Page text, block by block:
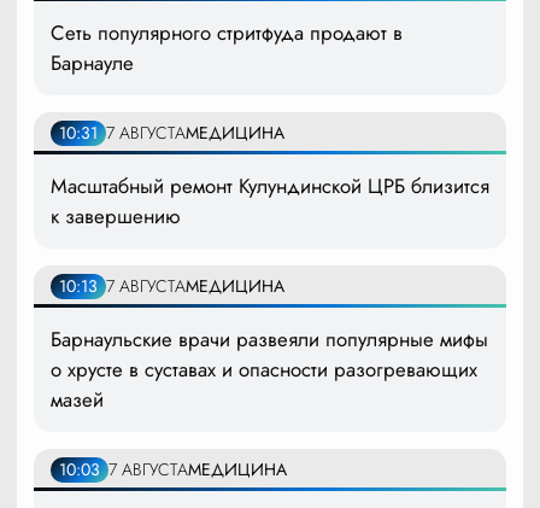
Сеть популярного стритфуда продают в
Барнауле
10:31 7 АВГУСТАМЕДИЦИНА
Масштабный ремонт Кулундинской ЦРБ близится
к завершению
10:13 7 АВГУСТАМЕДИЦИНА
Барнаульские врачи развеяли популярные мифы
о хрусте в суставах и опасности разогревающих
мазей
10:03 7 АВГУСТАМЕДИЦИНА